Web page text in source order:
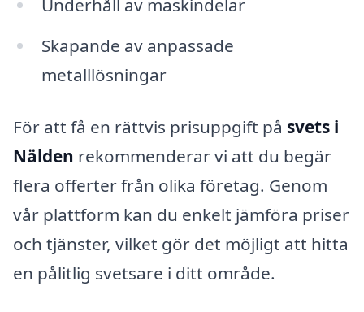
Underhåll av maskindelar
Skapande av anpassade
metalllösningar
För att få en rättvis prisuppgift på svets i
Nälden rekommenderar vi att du begär
flera offerter från olika företag. Genom
vår plattform kan du enkelt jämföra priser
och tjänster, vilket gör det möjligt att hitta
en pålitlig svetsare i ditt område.